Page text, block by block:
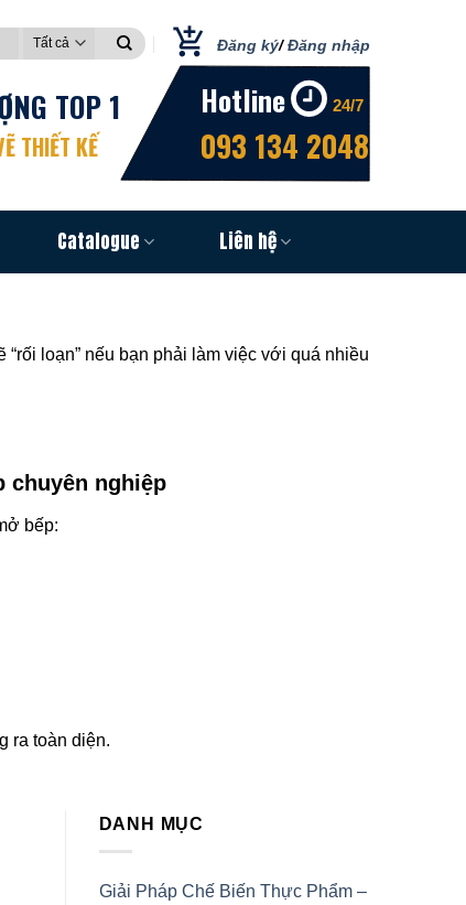
Đăng ký/Đăng nhập
TOP 1
THIẾT KẾ
Hotline 24/7
093 134 2048
Catalogue Liên hệ
loạn” nếu bạn phải làm việc với quá nhiều
chuyên nghiệp
bếp:
ra toàn diện.
DANH MỤC
Giải Pháp Chế Biến Thực Phẩm –